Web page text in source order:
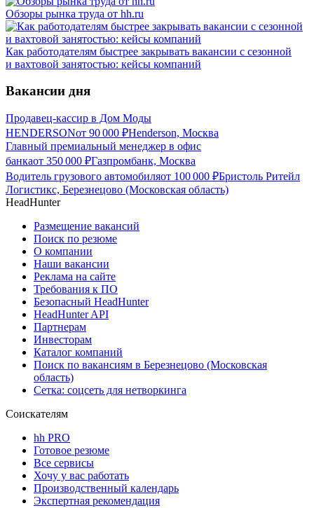
Обзоры рынка труда от hh.ru
Как работодателям быстрее закрывать вакансии с сезонной
и вахтовой занятостью: кейсы компаний
Вакансии дня
Продавец-кассир в Дом Моды
HENDERSONот 90 000 ₽Henderson, Москва
Главный премиальный менеджер в офис
банкаот 350 000 ₽Газпромбанк, Москва
Водитель грузового автомобиляот 100 000 ₽Бристоль Ритейл
Логистикс, Березнецово (Московская область)
HeadHunter
Размещение вакансий
Поиск по резюме
О компании
Наши вакансии
Реклама на сайте
Требования к ПО
Безопасный HeadHunter
HeadHunter API
Партнерам
Инвесторам
Каталог компаний
Поиск по вакансиям в Березнецово (Московская
область)
Сетка: соцсеть для нетворкинга
Соискателям
hh PRO
Готовое резюме
Все сервисы
Хочу у вас работать
Производственный календарь
Экспертная рекомендация